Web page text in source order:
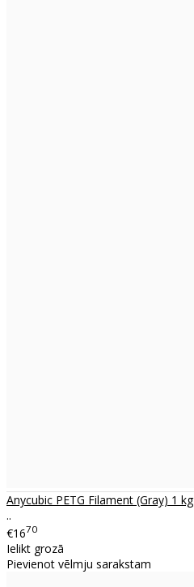
Anycubic PETG Filament (Gray) 1 kg
..
€1670
Ielikt grozā
Pievienot vēlmju sarakstam